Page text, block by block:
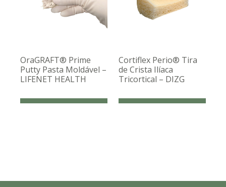
OraGRAFT® Prime
Putty Pasta Moldável –
LIFENET HEALTH
Cortiflex Perio® Tira
de Crista Ilíaca
Tricortical – DIZG